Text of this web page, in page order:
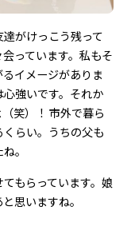
がけっこう残って
っています。私もそ
イメージがありま
強いです。それか
笑）！ 市外で暮ら
らい。うちの父も
。
もらっています。娘
思いますね。